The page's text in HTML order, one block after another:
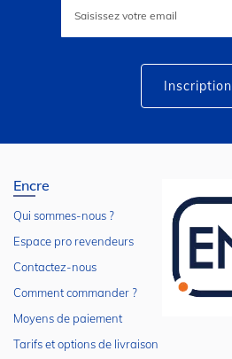
lettre
Inscription
Encre
Qui sommes-nous ?
Espace pro revendeurs
Contactez-nous
Comment commander ?
Moyens de paiement
Tarifs et options de livraison